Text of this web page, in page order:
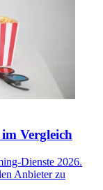
Vergleich
Dienste 2026.
Anbieter zu